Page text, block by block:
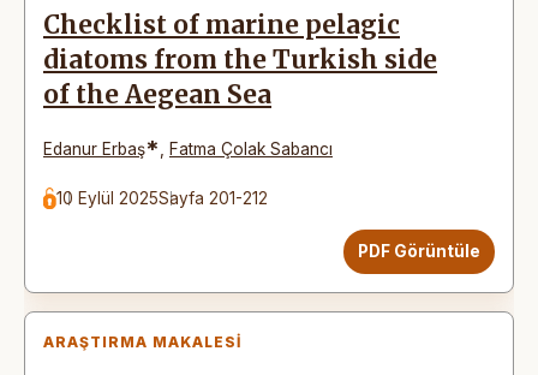
Checklist of marine pelagic
diatoms from the Turkish side
of the Aegean Sea
Edanur Erbaş* Fatma Çolak Sabancı
10 Eylül 2025Sayfa 201-212
PDF Görüntüle
ARAŞTIRMA MAKALESI